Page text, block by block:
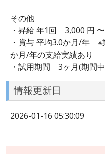
その他
・昇給 年1回 3,000 円
・賞与 平均3.0か月/年
か月/年の支給実績あり
・試用期間 3ヶ月(期間
情報更新日
2026-01-16 05:30:09